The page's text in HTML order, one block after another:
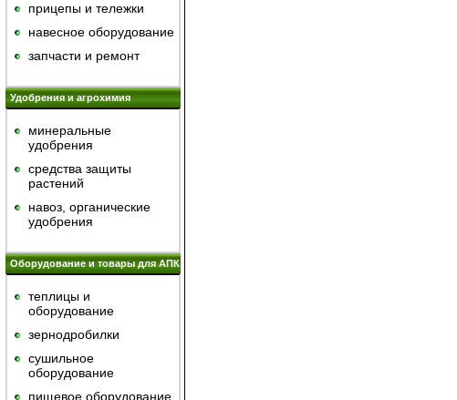
прицепы и тележки
навесное оборудование
запчасти и ремонт
Удобрения и агрохимия
минеральные
удобрения
средства защиты
растений
навоз, органические
удобрения
Оборудование и товары для АПК
теплицы и
оборудование
зернодробилки
сушильное
оборудование
пищевое оборудование